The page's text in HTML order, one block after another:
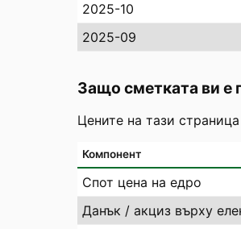
2025-10
2025-09
Защо сметката ви е
Цените на тази
Компонент
Спот цена на едро
Данък / акциз върху